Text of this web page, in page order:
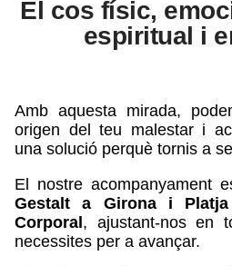
El cos físic,
espiritual i
Amb aquesta mirada,
origen del teu malestar i
una solució perquè tornis a
El nostre acompanyament
Gestalt a Girona i Platja
Corporal, ajustant-nos en
necessites per a avançar.